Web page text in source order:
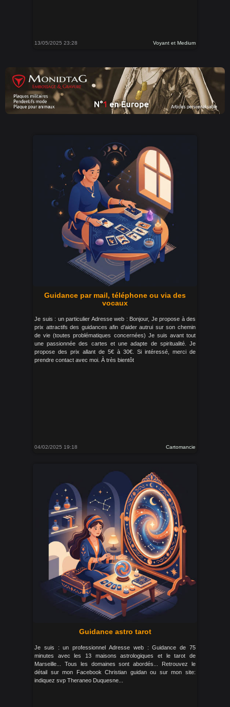
13/05/2025 23:28 Voyant et Medium
Guidance par mail, téléphone ou via des
vocaux
Je suis : un particulier Adresse web : Bonjour, Je propose à des
prix attractifs des guidances afin d’aider autrui sur son chemin
de vie (toutes problématiques concernées) Je suis avant tout
une passionnée des cartes et une adapte de spiritualité. Je
propose des prix allant de 5€ à 30€. Si intéressé, merci de
prendre contact avec moi. À très bientôt
04/02/2025 19:18 Cartomancie
Guidance astro tarot
Je suis : un professionnel Adresse web : Guidance de 75
minutes avec les 13 maisons astrologiques et le tarot de
Marseille... Tous les domaines sont abordés... Retrouvez le
détail sur mon Facebook Christian guidan ou sur mon site:
indiquez svp Theraneo Duquesne...